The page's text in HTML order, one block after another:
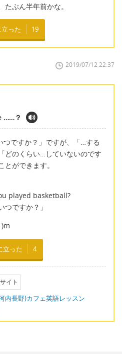
ぶん半年前かな。
った 19
2019/07/12 22:37
……？
ですか？」ですが、「…する
どのくらい…していないのです
ができます。
played basketball?
つですか？」
)m
立った 4
イト
内長野)カフェ英語レッスン